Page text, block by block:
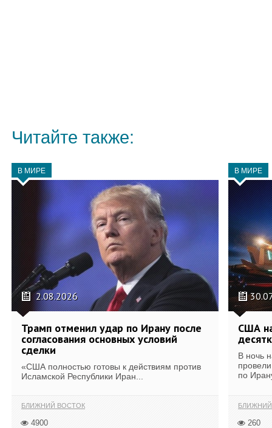
Читайте также:
В МИРЕ
2.08.2026
Трамп отменил удар по Ирану после
согласования основных условий
сделки
«США полностью готовы к действиям против
Исламской Республики Иран...
БЛИЖНИЙ ВОСТОК
4900
В МИРЕ
США
В ночь
по
260